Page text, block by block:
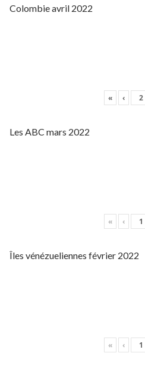
Colombie avril 2022
« ‹
Les ABC mars 2022
« ‹
Îles vénézueliennes février 2022
« ‹